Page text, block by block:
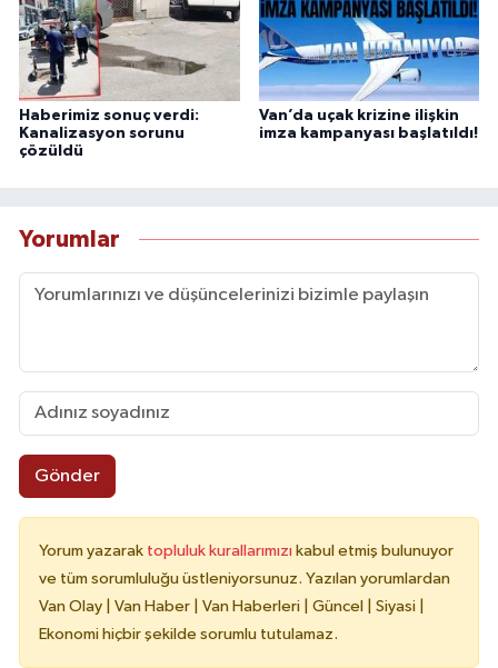
Haberimiz sonuç verdi:
Kanalizasyon sorunu
çözüldü
Van’da uçak krizine ilişkin
imza kampanyası başlatıldı!
Yorumlar
Gönder
Yorum yazarak topluluk kurallarımızı kabul etmiş bulunuyor
ve tüm sorumluluğu üstleniyorsunuz. Yazılan yorumlardan
Van Olay | Van Haber | Van Haberleri | Güncel | Siyasi |
Ekonomi hiçbir şekilde sorumlu tutulamaz.